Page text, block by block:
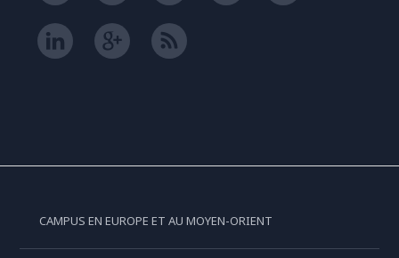
CAMPUS EN EUROPE ET AU MOYEN-ORIENT